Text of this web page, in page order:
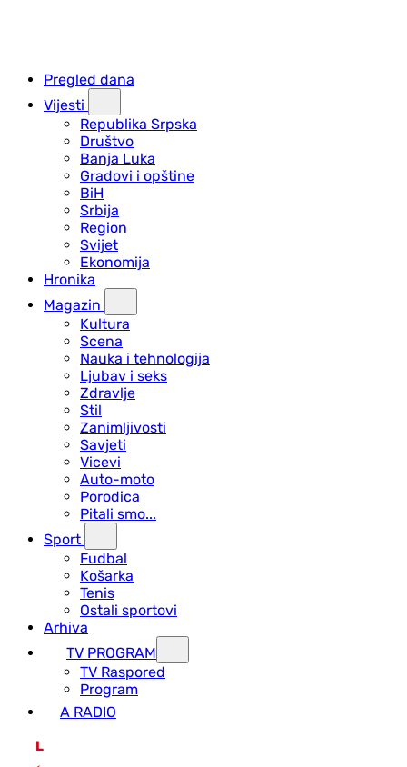
Pregled dana
Vijesti
Republika Srpska
Društvo
Banja Luka
Gradovi i opštine
BiH
Srbija
Region
Svijet
Ekonomija
Hronika
Magazin
Kultura
Scena
Nauka i tehnologija
Ljubav i seks
Zdravlje
Stil
Zanimljivosti
Savjeti
Vicevi
Auto-moto
Porodica
Pitali smo...
Sport
Fudbal
Košarka
Tenis
Ostali sportovi
Arhiva
TV PROGRAM
ТV Raspored
Program
A RADIO
L